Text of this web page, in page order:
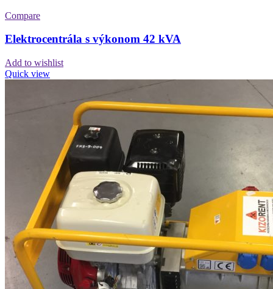
Compare
Elektrocentrála s výkonom 42 kVA
Add to wishlist
Quick view